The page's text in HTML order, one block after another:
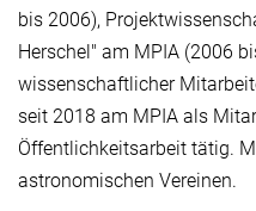
bis 2006),
Herschel" am MPIA (2006
wissenschaftlicher
seit 2018 am MPIA als
Öffentlichkeitsarbeit tätig.
astronomischen Vereinen.